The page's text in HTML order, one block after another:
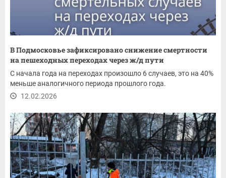
В Подмосковье зафиксировано снижение смертности
на пешеходных переходах через ж/д пути
С начала года на переходах произошло 6 случаев, это на 40%
меньше аналогичного периода прошлого года.
12.02.2026